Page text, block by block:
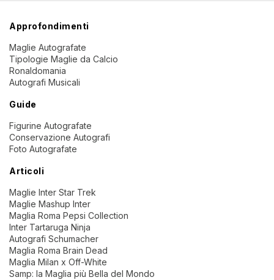
Approfondimenti
Maglie Autografate
Tipologie Maglie da Calcio
Ronaldomania
Autografi Musicali
Guide
Figurine Autografate
Conservazione Autografi
Foto Autografate
Articoli
Maglie Inter Star Trek
Maglie Mashup Inter
Maglia Roma Pepsi Collection
Inter Tartaruga Ninja
Autografi Schumacher
Maglia Roma Brain Dead
Maglia Milan x Off-White
Samp: la Maglia più Bella del Mondo